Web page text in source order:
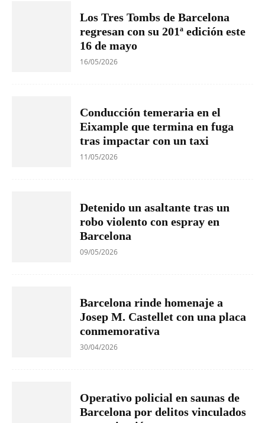
Los Tres Tombs de Barcelona
regresan con su 201ª edición este
16 de mayo
16/05/2026
Conducción temeraria en el
Eixample que termina en fuga
tras impactar con un taxi
11/05/2026
Detenido un asaltante tras un
robo violento con espray en
Barcelona
09/05/2026
Barcelona rinde homenaje a
Josep M. Castellet con una placa
conmemorativa
30/04/2026
Operativo policial en saunas de
Barcelona por delitos vinculados